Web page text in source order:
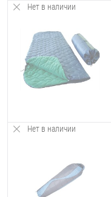
Нет в наличии
Нет в наличии